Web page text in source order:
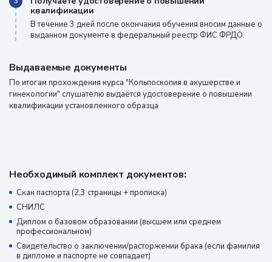
квалификации
В течение 3 дней после окончания обучения вносим данные о
выданном документе в федеральный реестр ФИС ФРДО.
Выдаваемые документы
По итогам прохождения курса "Кольпоскопия в акушерстве и
гинекологии" слушателю выдаётся удостоверение о повышении
квалификации установленного образца
Необходимый комплект документов:
Скан паспорта (2,3 страницы + прописка)
СНИЛС
Диплом о базовом образовании (высшем или среднем
профессиональном)
Свидетельство о заключении/расторжении брака (если фамилия
в дипломе и паспорте не совпадает)